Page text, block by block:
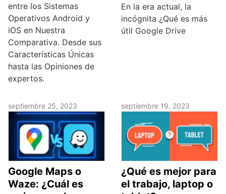
entre los Sistemas
Operativos Android y
iOS en Nuestra
Comparativa. Desde sus
Características Únicas
hasta las Opiniones de
expertos.
En la era actual, la
incógnita ¿Qué es más
útil Google Drive
septiembre 25, 2023
Google Maps o
Waze: ¿Cuál es
septiembre 19, 2023
¿Qué es mejor para
el trabajo, laptop o